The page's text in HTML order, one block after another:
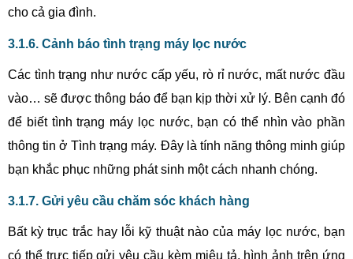
cho cả gia đình.
3.1.6. Cảnh báo tình trạng máy lọc nước
Các tình trạng như nước cấp yếu, rò rỉ nước, mất nước đầu
vào… sẽ được thông báo để bạn kịp thời xử lý. Bên cạnh đó
để biết tình trạng máy lọc nước, bạn có thể nhìn vào phần
thông tin ở Tình trạng máy. Đây là tính năng thông minh giúp
bạn khắc phục những phát sinh một cách nhanh chóng.
3.1.7. Gửi yêu cầu chăm sóc khách hàng
Bất kỳ trục trắc hay lỗi kỹ thuật nào của máy lọc nước, bạn
có thể trực tiếp gửi yêu cầu kèm miêu tả, hình ảnh trên ứng